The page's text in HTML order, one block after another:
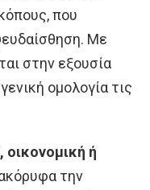
που
Με
στην εξουσία
ομολογία τις
ή
την